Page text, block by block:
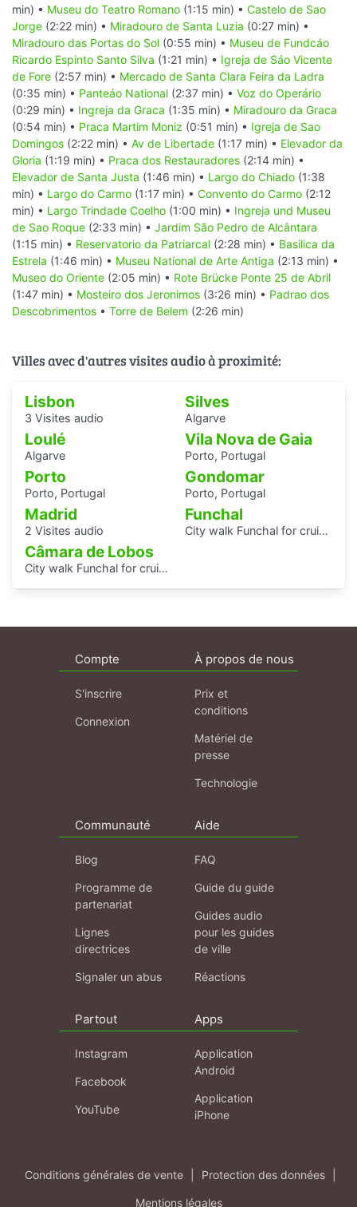
min) • Museu do Teatro Romano (1:15 min) • Castelo de Sao
Jorge (2:22 min) • Miradouro de Santa Luzia (0:27 min) •
Miradouro das Portas do Sol (0:55 min) • Museu de Fundcáo
Ricardo Espinto Santo Silva (1:21 min) • Igreja de Sáo Vicente
de Fore (2:57 min) • Mercado de Santa Clara Feira da Ladra
(0:35 min) • Panteáo National (2:37 min) • Voz do Operário
(0:29 min) • Ingreja da Graca (1:35 min) • Miradouro da Graca
(0:54 min) • Praca Martim Moniz (0:51 min) • Igreja de Sao
Domingos (2:22 min) • Av de Libertade (1:17 min) • Elevador da
Gloria (1:19 min) • Praca dos Restauradores (2:14 min) •
Elevador de Santa Justa (1:46 min) • Largo do Chiado (1:38
min) • Largo do Carmo (1:17 min) • Convento do Carmo (2:12
min) • Largo Trindade Coelho (1:00 min) • Ingreja und Museu
de Sao Roque (2:33 min) • Jardim São Pedro de Alcântara
(1:15 min) • Reservatorio da Patriarcal (2:28 min) • Basilica da
Estrela (1:46 min) • Museu National de Arte Antiga (2:13 min) •
Museo do Oriente (2:05 min) • Rote Brücke Ponte 25 de Abril
(1:47 min) • Mosteiro dos Jeronimos (3:26 min) • Padrao dos
Descobrimentos • Torre de Belem (2:26 min)
Villes avec d'autres visites audio à proximité:
Lisbon
3 Visites audio
Silves
Algarve
Loulé
Algarve
Vila Nova de Gaia
Porto, Portugal
Porto
Porto, Portugal
Gondomar
Porto, Portugal
Madrid
2 Visites audio
Funchal
City walk Funchal for cruise guests
Câmara de Lobos
City walk Funchal for cruise guests
Compte
S'inscrire
Connexion
À propos de nous
Prix et
conditions
Matériel de
presse
Technologie
Communauté
Blog
Programme de
partenariat
Lignes
directrices
Signaler un abus
Aide
FAQ
Guide du guide
Guides audio
pour les guides
de ville
Réactions
Partout
Instagram
Facebook
YouTube
Apps
Application
Android
Application
iPhone
Conditions générales de vente Protection des données
Mentions légales